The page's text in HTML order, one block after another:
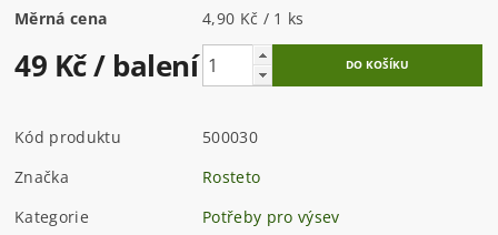
Měrná cena 4,90 Kč / 1 ks
49 Kč/ balení
Kód produktu
500030
Značka
Rosteto
Kategorie
Potřeby pro výsev